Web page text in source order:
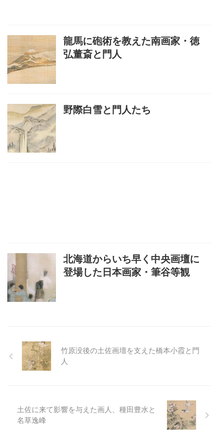
龍馬に砲術を教えた南画家・徳
弘董斎と門人
野際白雪と門人たち
北海道からいち早く中央画壇に
登場した日本画家・筆谷等観
竹原没後の土佐画壇を支えた橋本小霞と門
人
土佐に来て影響を与えた画人、種田豊水と
名草逸峰